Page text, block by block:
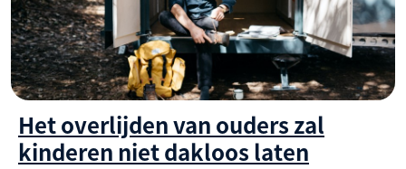
Het overlijden van ouders zal
kinderen niet dakloos laten